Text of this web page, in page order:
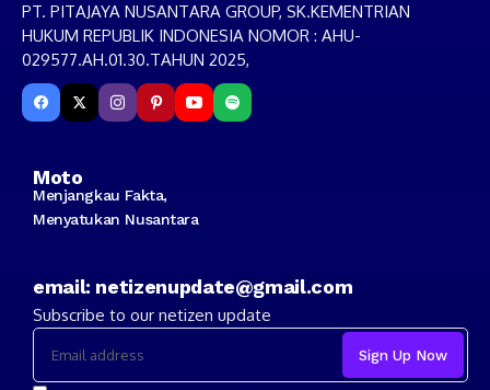
PT. PITAJAYA NUSANTARA GROUP, SK.KEMENTRIAN
HUKUM REPUBLIK INDONESIA NOMOR : AHU-
029577.AH.01.30.TAHUN 2025,
Moto
Menjangkau Fakta,
Menyatukan Nusantara
email: netizenupdate@gmail.com
Subscribe to our netizen update